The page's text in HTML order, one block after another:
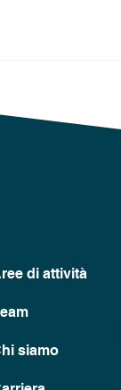
sintetica
di attività
siamo